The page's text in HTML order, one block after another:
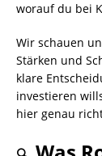
worauf du bei
Wir schauen
Stärken und
klare
investieren
hier genau